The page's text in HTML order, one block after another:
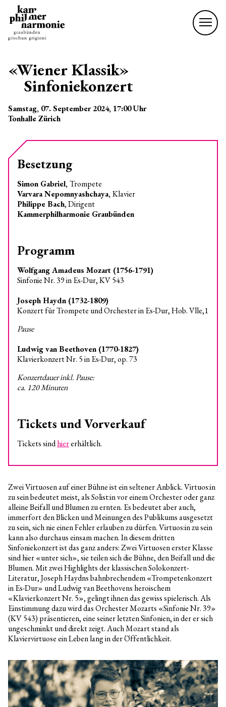
«Wiener Klassik»
Sinfoniekonzert
Samstag, 07. September 2024, 17:00Uhr
Tonhalle Zürich
Zwei Virtuosen auf einer Bühne ist ein seltener Anblick. Virtuos:in
zu sein bedeutet meist, als Solist:in vor einem Orchester oder ganz
alleine Beifall und Blumen zu ernten. Es bedeutet aber auch,
immerfort den Blicken und Meinungen des Publikums ausgesetzt
zu sein, sich nie einen Fehler erlauben zu dürfen. Virtuos:in zu sein
kann also durchaus einsam machen. In diesem dritten
Sinfoniekonzert ist das ganz anders: Zwei Virtuosen erster Klasse
sind hier «unter sich», sie teilen sich die Bühne, den Beifall und die
Blumen. Mit zwei Highlights der klassischen Solokonzert-
Literatur, Joseph Haydns bahnbrechendem «Trompetenkonzert
in Es-Dur» und Ludwig van Beethovens heroischem
«Klavierkonzert Nr. 5», gelingt ihnen das gewiss spielerisch. Als
Einstimmung dazu wird das Orchester Mozarts «Sinfonie Nr. 39»
(KV 543) präsentieren, eine seiner letzten Sinfonien, in der er sich
ungeschminkt und direkt zeigt. Auch Mozart stand als
Klaviervirtuose ein Leben lang in der Öffentlichkeit.
Besetzung
Simon Gabriel,Trompete
Varvara Nepomnyashchaya,Klavier
Philippe Bach, Dirigent
Kammerphilharmonie Graubünden
Programm
Wolfgang Amadeus Mozart (1756-1791)
Sinfonie Nr. 39 in Es-Dur, KV 543
Joseph Haydn (1732-1809)
Konzert für Trompete und Orchester in Es-Dur, Hob. Vlle,1
Pause
Ludwig van Beethoven (1770-1827)
Klavierkonzert Nr. 5 in Es-Dur, op. 73
Konzertdauer inkl. Pause:
ca. 120 Minuten
Tickets und Vorverkauf
Tickets sindhiererhältlich.